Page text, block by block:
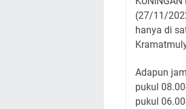
(27/11/
hanya di
Adapun
pukul
pukul